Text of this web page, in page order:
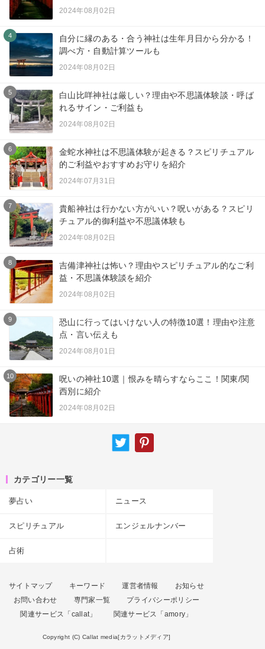
2024年08月02日
4
自分に縁のある・合う神社は生年月日から分かる！
調べ方・自動計算ツールも
2024年08月02日
5
白山比咩神社は厳しい？理由や不思議体験談・呼ば
れるサイン・ご利益も
2024年08月02日
6
金蛇水神社は不思議体験が起きる？スピリチュアル
的ご利益やおすすめお守りを紹介
2024年07月31日
7
貴船神社は行かない方がいい？呪いがある？スピリ
チュアル的御利益や不思議体験も
2024年08月02日
8
吉備津神社は怖い？理由やスピリチュアル的なご利
益・不思議体験談を紹介
2024年08月02日
9
恐山に行ってはいけない人の特徴10選！理由や注意
点・言い伝えも
2024年08月01日
10
呪いの神社10選｜恨みを晴らすならここ！関東/関
西別に紹介
2024年08月02日
カテゴリー一覧
夢占い ニュース
スピリチュアル エンジェルナンバー
占術
サイトマップ キーワード 運営者情報
お知らせ
お問い合わせ
専門家一覧
プライバシーポリシー
関連サービス「callat」
関連サービス「amory」
Copyright (C) Callat media[カラットメディア]